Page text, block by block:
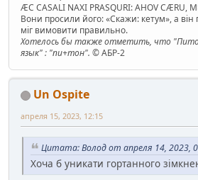
ÆC CASALI NAXI PRASQURI: AHOV CÆRU,
Вони просили його: «Скажи: кетум», а він
міг вимовити правильно.
Хотелось бы также отметить, что
язык" : "пи+тон". © АБР-2
Un Ospite
апреля 15, 2023, 12:15
Цитата: Волод от апреля 14, 2023,
Хоча б уникати гортанного